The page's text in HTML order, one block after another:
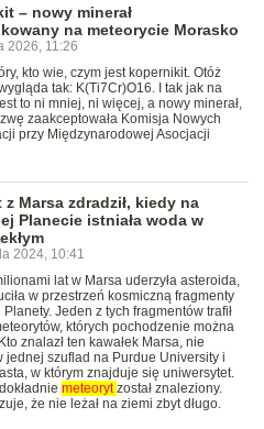
– nowy minerał
na meteorycie Morasko
2026, 11:26
kto wie, czym jest kopernikit. Otóż
tak: K(Ti7Cr)O16. I tak jak na
to ni mniej, ni więcej, a nowy minerał,
zaakceptowała Komisja Nowych
przy Międzynarodowej Asocjacji
z Marsa zdradził, kiedy na
Planecie istniała woda w
2024, 10:41
lat w Marsa uderzyła asteroida,
w przestrzeń kosmiczną fragmenty
Jeden z tych fragmentów trafił
których pochodzenie można
znalazł ten kawałek Marsa, nie
szuflad na Purdue University i
w którym znajduje się uniwersytet.
meteorytzostał znaleziony.
że nie leżał na ziemi zbyt długo.